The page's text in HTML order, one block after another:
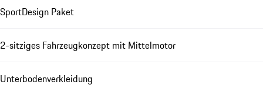
SportDesign Paket
2-sitziges Fahrzeugkonzept mit Mittelmotor
Unterbodenverkleidung